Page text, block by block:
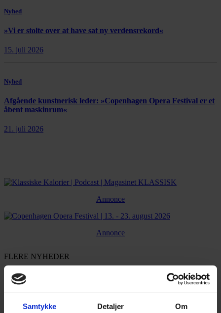
Samtykke Detaljer Om
Nyhed
»Vi er stolte over at have sat ny verdensrekord«
15. juli 2026
Nyhed
Afgående kunstnerisk leder: »Copenhagen Opera Festival er et
åbent maskinrum«
21. juli 2026
Annonce
Annonce
FLERE NYHEDER